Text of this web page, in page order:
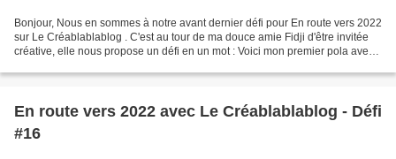
Bonjour, Nous en sommes à notre avant dernier défi pour En route vers 2022
sur Le Créablablablog . C'est au tour de ma douce amie Fidji d'être invitée
créative, elle nous propose un défi en un mot : Voici mon premier pola avec
En route vers 2022 avec Le Créablablablog - Défi
#16